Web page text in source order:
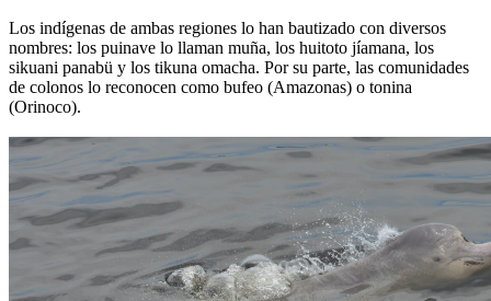
Los indígenas de ambas regiones lo han bautizado con diversos
nombres: los puinave lo llaman muña, los huitoto jíamana, los
sikuani panabü y los tikuna omacha. Por su parte, las comunidades
de colonos lo reconocen como bufeo (Amazonas) o tonina
(Orinoco).